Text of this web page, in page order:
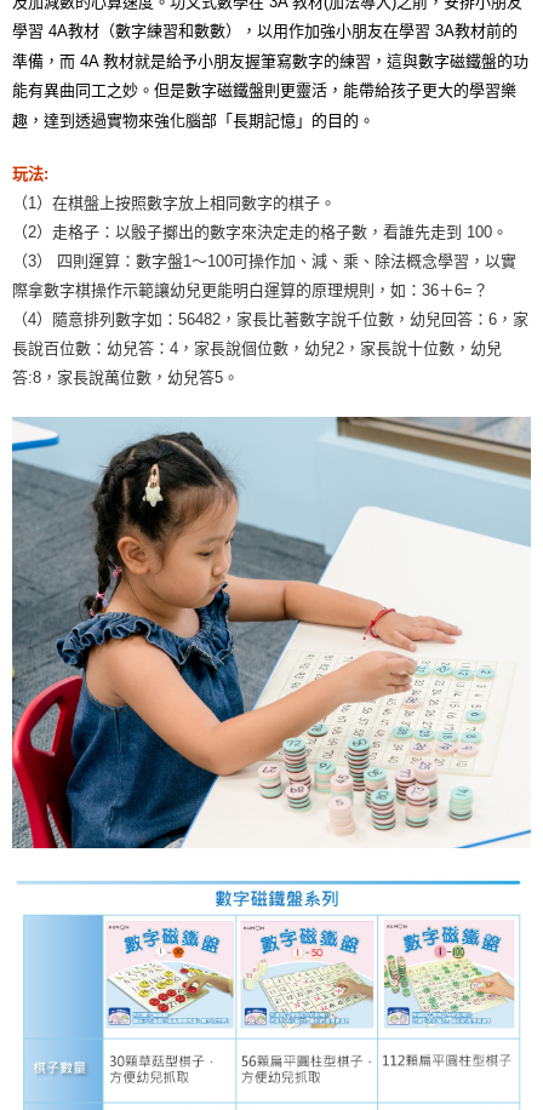
學習 4A教材（數字練習和數數），以用作加強小朋友在學習 3A教材前的
準備，而 4A 教材就是給予小朋友握筆寫數字的練習，這與數字磁鐵盤的功
能有異曲同工之妙。但是數字磁鐵盤則更靈活，能帶給孩子更大的學習樂
趣，達到透過實物來強化腦部「長期記憶」的目的。
玩法:
（1）在棋盤上按照數字放上相同數字的棋子。
（2）走格子：以骰子擲出的數字來決定走的格子數，看誰先走到 100。
（3） 四則運算：數字盤1～100可操作加、減、乘、除法概念學習，以實
際拿數字棋操作示範讓幼兒更能明白運算的原理規則，如：36＋6=？
（4）隨意排列數字如：56482，家長比著數字說千位數，幼兒回答：6，家
長說百位數：幼兒答：4，家長說個位數，幼兒2，家長說十位數，幼兒
答:8，家長說萬位數，幼兒答5。